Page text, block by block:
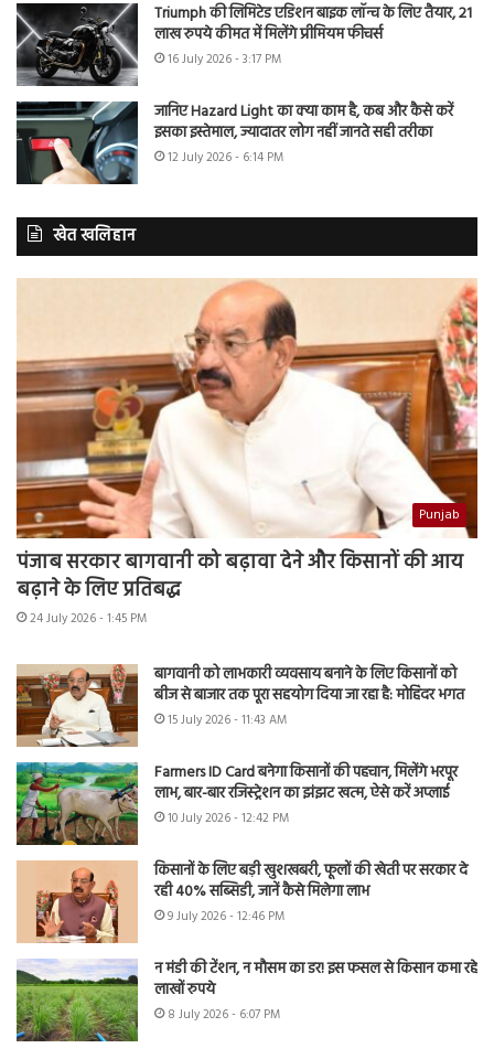
Triumph की लिमिटेड एडिशन बाइक लॉन्च के लिए तैयार, 21
लाख रुपये कीमत में मिलेंगे प्रीमियम फीचर्स
16 July 2026 - 3:17 PM
जानिए Hazard Light का क्या काम है, कब और कैसे करें
इसका इस्तेमाल, ज्यादातर लोग नहीं जानते सही तरीका
12 July 2026 - 6:14 PM
खेत खलिहान
Punjab
पंजाब सरकार बागवानी को बढ़ावा देने और किसानों की आय
बढ़ाने के लिए प्रतिबद्ध
24 July 2026 - 1:45 PM
बागवानी को लाभकारी व्यवसाय बनाने के लिए किसानों को
बीज से बाजार तक पूरा सहयोग दिया जा रहा है: मोहिंदर भगत
15 July 2026 - 11:43 AM
Farmers ID Card बनेगा किसानों की पहचान, मिलेंगे भरपूर
लाभ, बार-बार रजिस्ट्रेशन का झंझट खत्म, ऐसे करें अप्लाई
10 July 2026 - 12:42 PM
किसानों के लिए बड़ी खुशखबरी, फूलों की खेती पर सरकार दे
रही 40% सब्सिडी, जानें कैसे मिलेगा लाभ
9 July 2026 - 12:46 PM
न मंडी की टेंशन, न मौसम का डर! इस फसल से किसान कमा रहे
लाखों रुपये
8 July 2026 - 6:07 PM